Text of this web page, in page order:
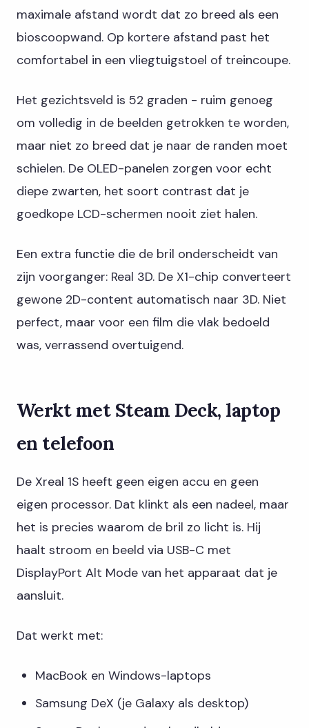
maximale afstand wordt dat zo breed als een
bioscoopwand. Op kortere afstand past het
comfortabel in een vliegtuigstoel of treincoupe.
Het gezichtsveld is 52 graden - ruim genoeg
om volledig in de beelden getrokken te worden,
maar niet zo breed dat je naar de randen moet
schielen. De OLED-panelen zorgen voor echt
diepe zwarten, het soort contrast dat je
goedkope LCD-schermen nooit ziet halen.
Een extra functie die de bril onderscheidt van
zijn voorganger: Real 3D. De X1-chip converteert
gewone 2D-content automatisch naar 3D. Niet
perfect, maar voor een film die vlak bedoeld
was, verrassend overtuigend.
Werkt met Steam Deck, laptop
en telefoon
De Xreal 1S heeft geen eigen accu en geen
eigen processor. Dat klinkt als een nadeel, maar
het is precies waarom de bril zo licht is. Hij
haalt stroom en beeld via USB-C met
DisplayPort Alt Mode van het apparaat dat je
aansluit.
Dat werkt met:
MacBook en Windows-laptops
Samsung DeX (je Galaxy als desktop)